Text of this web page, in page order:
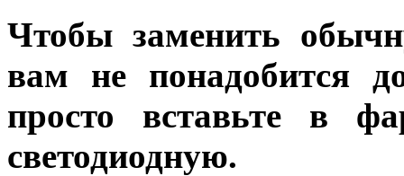
Чтобы заменить
вам не понадобится
просто вставьте в
светодиодную.